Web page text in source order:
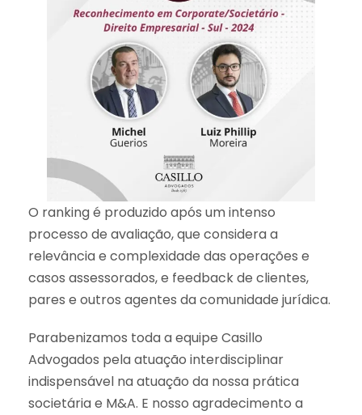
O ranking é produzido após um intenso
processo de avaliação, que considera a
relevância e complexidade das operações e
casos assessorados, e feedback de clientes,
pares e outros agentes da comunidade jurídica.
Parabenizamos toda a equipe Casillo
Advogados pela atuação interdisciplinar
indispensável na atuação da nossa prática
societária e M&A. E nosso agradecimento a